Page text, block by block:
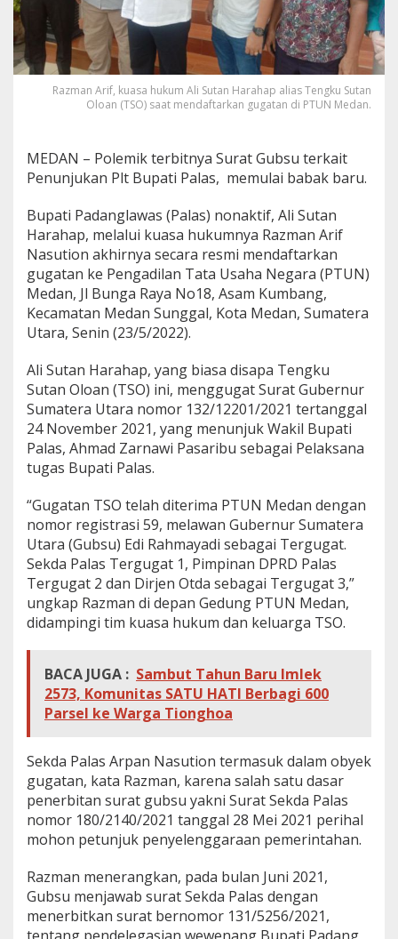
Razman Arif, kuasa hukum Ali Sutan Harahap alias Tengku Sutan
Oloan (TSO) saat mendaftarkan gugatan di PTUN Medan.
MEDAN – Polemik terbitnya Surat Gubsu terkait
Penunjukan Plt Bupati Palas, memulai babak baru.
Bupati Padanglawas (Palas) nonaktif, Ali Sutan
Harahap, melalui kuasa hukumnya Razman Arif
Nasution akhirnya secara resmi mendaftarkan
gugatan ke Pengadilan Tata Usaha Negara (PTUN)
Medan, Jl Bunga Raya No18, Asam Kumbang,
Kecamatan Medan Sunggal, Kota Medan, Sumatera
Utara, Senin (23/5/2022).
Ali Sutan Harahap, yang biasa disapa Tengku
Sutan Oloan (TSO) ini, menggugat Surat Gubernur
Sumatera Utara nomor 132/12201/2021 tertanggal
24 November 2021, yang menunjuk Wakil Bupati
Palas, Ahmad Zarnawi Pasaribu sebagai Pelaksana
tugas Bupati Palas.
“Gugatan TSO telah diterima PTUN Medan dengan
nomor registrasi 59, melawan Gubernur Sumatera
Utara (Gubsu) Edi Rahmayadi sebagai Tergugat.
Sekda Palas Tergugat 1, Pimpinan DPRD Palas
Tergugat 2 dan Dirjen Otda sebagai Tergugat 3,”
ungkap Razman di depan Gedung PTUN Medan,
didampingi tim kuasa hukum dan keluarga TSO.
BACA JUGA : Sambut Tahun Baru Imlek
2573, Komunitas SATU HATI Berbagi 600
Parsel ke Warga Tionghoa
Sekda Palas Arpan Nasution termasuk dalam obyek
gugatan, kata Razman, karena salah satu dasar
penerbitan surat gubsu yakni Surat Sekda Palas
nomor 180/2140/2021 tanggal 28 Mei 2021 perihal
mohon petunjuk penyelenggaraan pemerintahan.
Razman menerangkan, pada bulan Juni 2021,
Gubsu menjawab surat Sekda Palas dengan
menerbitkan surat bernomor 131/5256/2021,